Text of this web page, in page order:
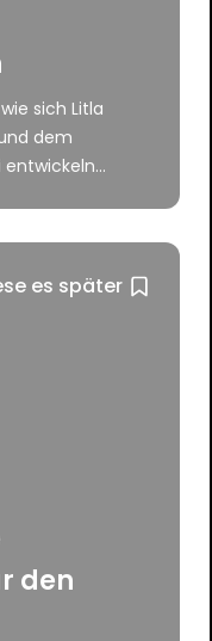
sich Litla
dem
es später
den